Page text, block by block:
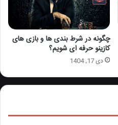
چگونه در شرط بندی ها و بازی های
کازینو حرفه ای شویم؟
دی 17, 1404